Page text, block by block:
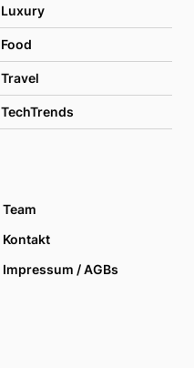
Luxury
Food
Travel
TechTrends
Team
Kontakt
Impressum / AGBs